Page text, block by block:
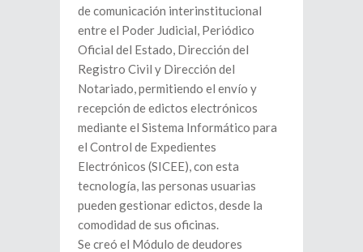
de comunicación interinstitucional
entre el Poder Judicial, Periódico
Oficial del Estado, Dirección del
Registro Civil y Dirección del
Notariado, permitiendo el envío y
recepción de edictos electrónicos
mediante el Sistema Informático para
el Control de Expedientes
Electrónicos (SICEE), con esta
tecnología, las personas usuarias
pueden gestionar edictos, desde la
comodidad de sus oficinas.
Se creó el Módulo de deudores